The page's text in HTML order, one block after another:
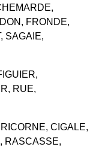
FRONDE,
SAGAIE,
RUE,
CIGALE,
RASCASSE,